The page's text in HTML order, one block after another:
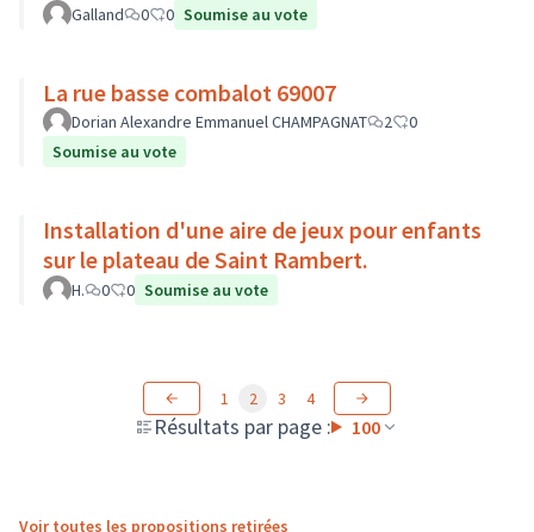
Galland 0 0 Soumise au vote
La rue basse combalot 69007
Dorian Alexandre Emmanuel CHAMPAGNAT 2
0
Soumise au vote
Installation d'une aire de jeux pour enfants
sur le plateau de Saint Rambert.
H. 0 0 Soumise au vote
Résultats par page : 100
1 2 3 4
Voir toutes les propositions retirées